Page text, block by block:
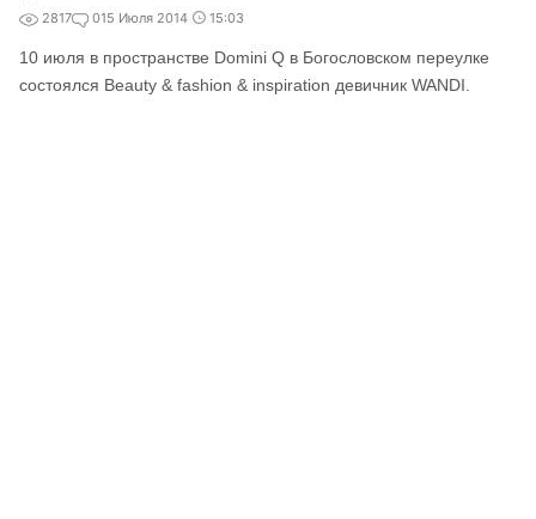
2817 015 Июля 2014 15:03
10 июля в пространстве Domini Q в Богословском переулке
состоялся Beauty & fashion & inspiration девичник WANDI.